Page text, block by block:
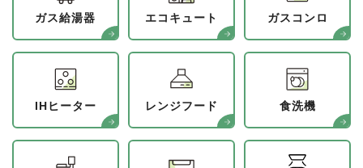
ガス給湯器 エコキュート ガスコンロ
IHヒーター レンジフード 食洗機